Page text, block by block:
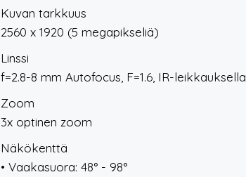
Kuvan tarkkuus
2560 x 1920 (5 megapikseliä)
Linssi
f=2.8-8 mm Autofocus, F=1.6, IR-leikkauksella
Zoom
3x optinen zoom
Näkökenttä
• Vaakasuora: 48° - 98°